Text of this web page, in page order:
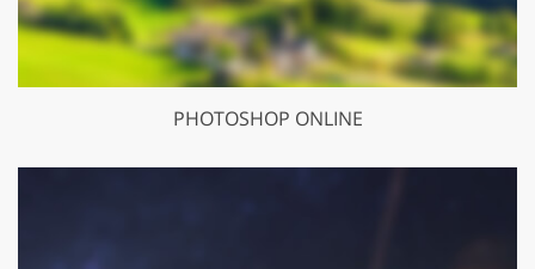
PHOTOSHOP ONLINE